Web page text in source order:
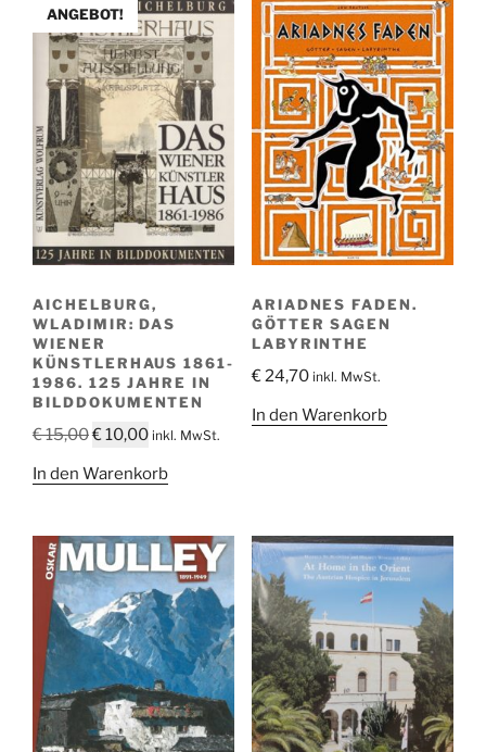
ANGEBOT!
AICHELBURG,
WLADIMIR: DAS
WIENER
KÜNSTLERHAUS 1861-
1986. 125 JAHRE IN
BILDDOKUMENTEN
€15,00Ursprünglicher
war:
€10,00Aktueller
ist:
inkl. MwSt.
In den Warenkorb
ARIADNES FADEN.
GÖTTER SAGEN
LABYRINTHE
€24,70 inkl. MwSt.
In den Warenkorb